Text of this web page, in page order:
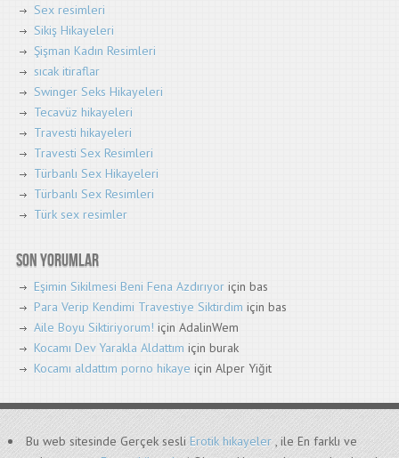
Sex resimleri
Sikiş Hikayeleri
Şişman Kadın Resimleri
sıcak itiraflar
Swinger Seks Hikayeleri
Tecavüz hikayeleri
Travesti hikayeleri
Travesti Sex Resimleri
Türbanlı Sex Hikayeleri
Türbanlı Sex Resimleri
Türk sex resimler
Son yorumlar
Eşimin Sikilmesi Beni Fena Azdırıyoriçin bas
Para Verip Kendimi Travestiye Siktirdim için bas
Aile Boyu Siktiriyorum! için AdalinWem
Kocamı Dev Yarakla Aldattım için burak
Kocamı aldattım porno hikaye için Alper Yiğit
Bu web sitesinde Gerçek sesliErotik hikayeler, ile En farklı ve